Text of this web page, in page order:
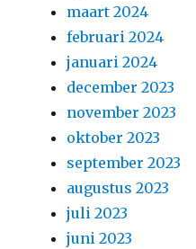
maart 2024
februari 2024
januari 2024
december 2023
november 2023
oktober 2023
september 2023
augustus 2023
juli 2023
juni 2023